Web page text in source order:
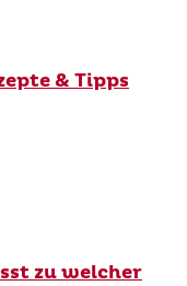
& Tipps
zu welcher